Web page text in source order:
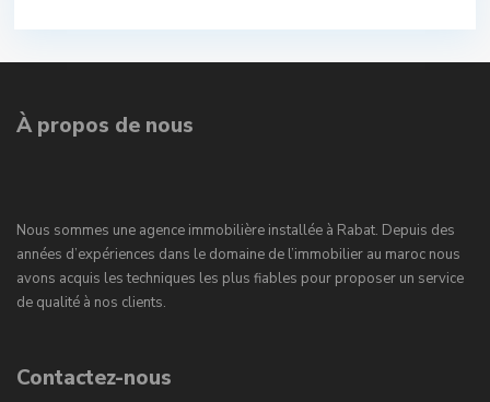
À propos de nous
Nous sommes une agence immobilière installée à Rabat. Depuis des
années d’expériences dans le domaine de l’immobilier au maroc nous
avons acquis les techniques les plus fiables pour proposer un service
de qualité à nos clients.
Contactez-nous